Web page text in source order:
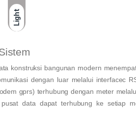
Light
konstruksi bangunan modern
dengan luar melalui interfacec
gprs) terhubung dengan meter
data dapat terhubung ke setiap